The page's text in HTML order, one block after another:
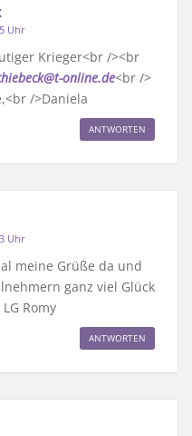
Uhr
Krieger<br /><br
online.de<br />
/>Daniela
ANTWORTEN
Uhr
meine Grüße da und
ganz viel Glück
Romy
ANTWORTEN